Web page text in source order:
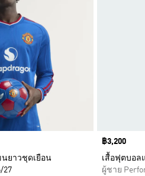
นยาวชุดเยือน
27
Price
฿3,200
เสื้อฟุตบอล
ผู้ชาย